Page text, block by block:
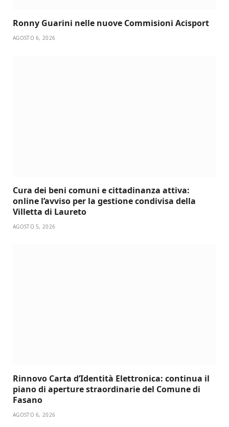
Ronny Guarini nelle nuove Commisioni Acisport
AGOSTO 6, 2026
Cura dei beni comuni e cittadinanza attiva:
online l’avviso per la gestione condivisa della
Villetta di Laureto
AGOSTO 5, 2026
Rinnovo Carta d’Identità Elettronica: continua il
piano di aperture straordinarie del Comune di
Fasano
AGOSTO 6, 2026